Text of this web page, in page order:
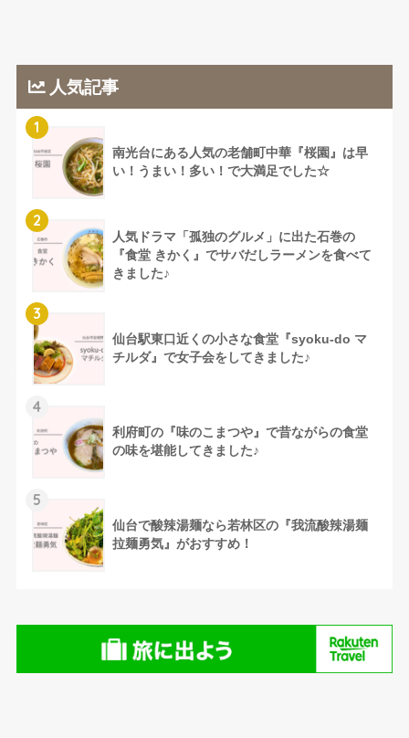
人気記事
1
南光台にある人気の老舗町中華『桜園』は早
い！うまい！多い！で大満足でした☆
2
人気ドラマ「孤独のグルメ」に出た石巻の
『食堂 きかく』でサバだしラーメンを食べて
きました♪
3
仙台駅東口近くの小さな食堂『syoku-do マ
チルダ』で女子会をしてきました♪
4
利府町の『味のこまつや』で昔ながらの食堂
の味を堪能してきました♪
5
仙台で酸辣湯麺なら若林区の『我流酸辣湯麺
拉麺勇気』がおすすめ！